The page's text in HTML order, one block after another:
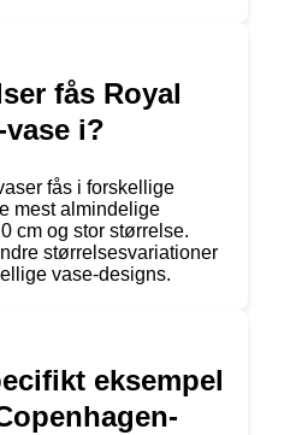
fås Royal
i?
fås i forskellige
mest almindelige
cm og stor størrelse.
størrelsesvariationer
vase-designs.
eksempel